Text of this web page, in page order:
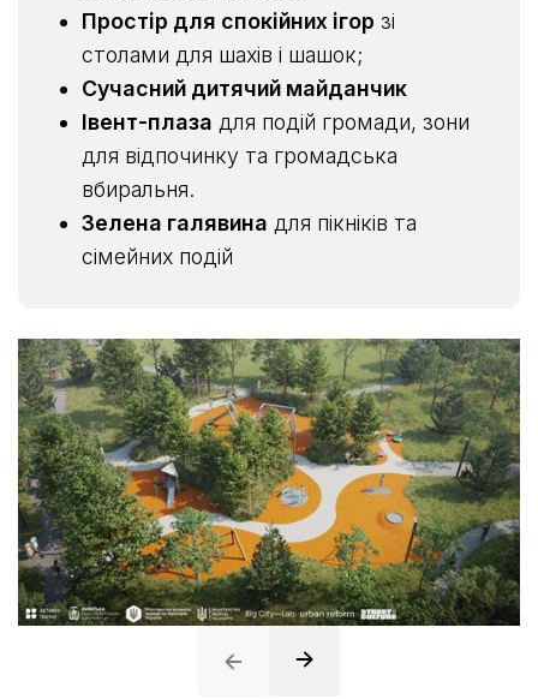
Простір для спокійних ігор зі
столами для шахів і шашок;
Сучасний дитячий майданчик
Івент-плаза для подій громади, зони
для відпочинку та громадська
вбиральня.
Зелена галявина для пікніків та
сімейних подій